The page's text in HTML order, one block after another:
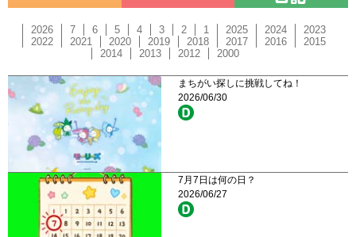
2026 7 6 5 4 3 2 1 2025 2024
2023
2022
2021 2020 2019 2018 2017 2016
2015
2014
2013 2012 2000
まちがい探しに挑戦してね！
2026/06/30
7月7日は何の日？
2026/06/27